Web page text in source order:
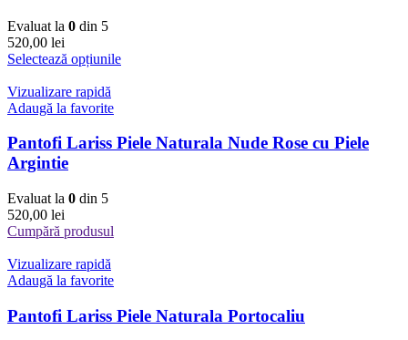
Evaluat la 0 din 5
520,00 lei
Selectează opțiunile
Vizualizare rapidă
Adaugă la favorite
Pantofi Lariss Piele Naturala Nude Rose cu Piele
Argintie
Evaluat la 0 din 5
520,00 lei
Cumpără produsul
Vizualizare rapidă
Adaugă la favorite
Pantofi Lariss Piele Naturala Portocaliu